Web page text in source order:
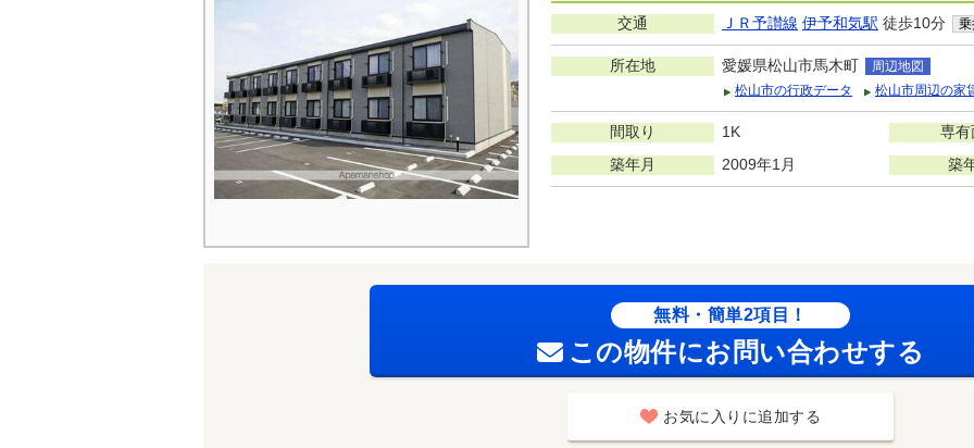
交通 ＪＲ予讃線 伊予和気駅 徒歩10分 乗
所在地 愛媛県松山市馬木町
周辺地図
松山市の行政データ
松山市周辺の家
間取り 1K 専有
築年月 2009年1月 築
無料・簡単2項目！
この物件にお問い合わせする
お気に入りに追加する